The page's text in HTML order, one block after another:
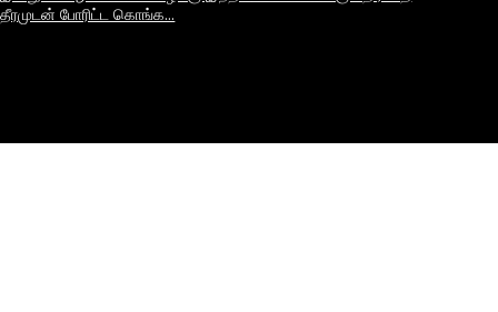
தீரமுடன் போரிட்ட கொங்க…